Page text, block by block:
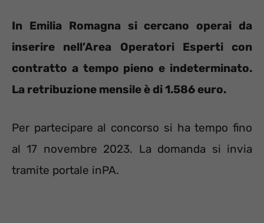
In Emilia Romagna si cercano operai da
inserire nell’Area Operatori Esperti con
contratto a tempo pieno e indeterminato.
La retribuzione mensile è di 1.586 euro.
Per partecipare al concorso si ha tempo fino
al 17 novembre 2023. La domanda si invia
tramite portale inPA.